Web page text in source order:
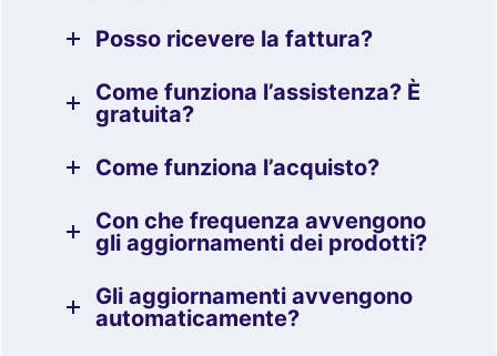
Posso ricevere la fattura?
Come funziona l’assistenza? È
gratuita?
Come funziona l’acquisto?
Con che frequenza avvengono
gli aggiornamenti dei prodotti?
Gli aggiornamenti avvengono
automaticamente?